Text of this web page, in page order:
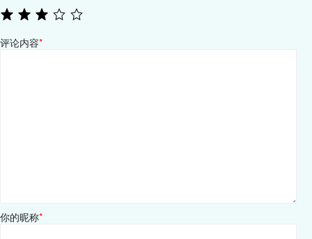
评论内容*
你的昵称*